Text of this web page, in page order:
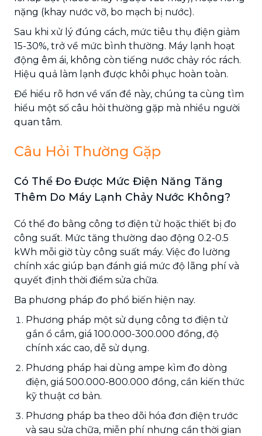
nặng (khay nước vỡ, bo mạch bị nước).
Sau khi xử lý đúng cách, mức tiêu thụ điện giảm
15-30%, trở về mức bình thường. Máy lạnh hoạt
động êm ái, không còn tiếng nước chảy róc rách.
Hiệu quả làm lạnh được khôi phục hoàn toàn.
Để hiểu rõ hơn về vấn đề này, chúng ta cùng tìm
hiểu một số câu hỏi thường gặp mà nhiều người
quan tâm.
Câu Hỏi Thường Gặp
Có Thể Đo Được Mức Điện Năng Tăng
Thêm Do Máy Lạnh Chảy Nước Không?
Có thể đo bằng công tơ điện tử hoặc thiết bị đo
công suất. Mức tăng thường dao động 0.2-0.5
kWh mỗi giờ tùy công suất máy. Việc đo lường
chính xác giúp bạn đánh giá mức độ lãng phí và
quyết định thời điểm sửa chữa.
Ba phương pháp đo phổ biến hiện nay.
Phương pháp một sử dụng công tơ điện tử
gắn ổ cắm, giá 100.000-300.000 đồng, độ
chính xác cao, dễ sử dụng.
Phương pháp hai dùng ampe kìm đo dòng
điện, giá 500.000-800.000 đồng, cần kiến thức
kỹ thuật cơ bản.
Phương pháp ba theo dõi hóa đơn điện trước
và sau sửa chữa, miễn phí nhưng cần thời gian